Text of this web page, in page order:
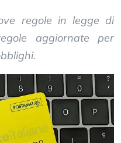
regole in legge di
aggiornate per